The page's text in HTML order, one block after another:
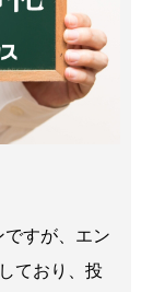
すが、エン
ており、投